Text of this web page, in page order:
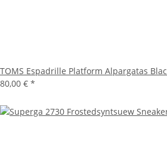
TOMS Espadrille Platform Alpargatas
80,00 € *